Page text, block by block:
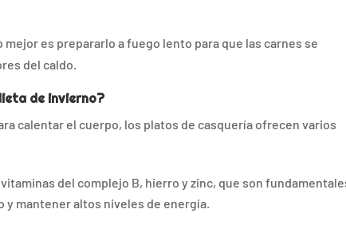
es prepararlo a fuego lento para que las carnes se
del caldo.
de invierno?
calentar el cuerpo, los platos de casquería ofrecen varios
del complejo B, hierro y zinc, que son
mantener altos niveles de energía.